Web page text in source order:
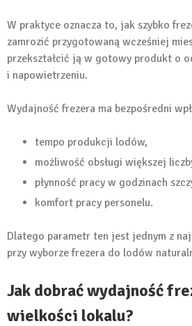
W praktyce oznacza to, jak szybko
zamrozić przygotowaną wcześniej
przekształcić ją w gotowy produkt o
i napowietrzeniu.
Wydajność frezera ma bezpośredni
tempo produkcji lodów,
możliwość obsługi większej
płynność pracy w godzinach
komfort pracy personelu.
Dlatego parametr ten jest jednym z
przy wyborze frezera do lodów
Jak dobrać wydajność
wielkości lokalu?